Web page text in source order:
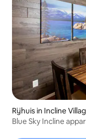
Rijhuis in Incline
Blue Sky Incline